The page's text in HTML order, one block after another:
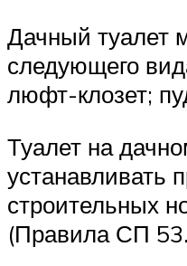
Дачный туалет
следующего
люфт-клозет;
Туалет на
устанавливать
строительных
(Правила СП